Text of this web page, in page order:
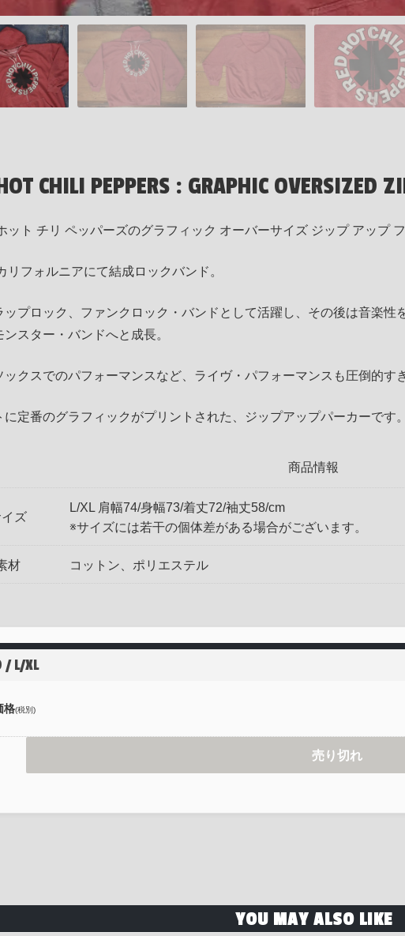
CHILI PEPPERS : GRAPHIC OVERSIZED
ット チリ ペッパーズのグラフィック オーバーサイズ ジップ アップ
リフォルニアにて結成ロックバンド。
ップロック、ファンクロック・バンドとして活躍し、その後は音楽
スター・バンドへと成長。
ックスでのパフォーマンスなど、ライヴ・パフォーマンスも圧倒的す
に定番のグラフィックがプリントされた、ジップアップパーカーです。
商品情報
ズ
L/XL 肩幅74/身幅73/着丈72/袖丈58/cm
※サイズには若干の個体差がある場合がございます。
材 コットン、ポリエステル
/ L/XL
格(税別)
売り切れ
YOU MAY ALSO LIKE